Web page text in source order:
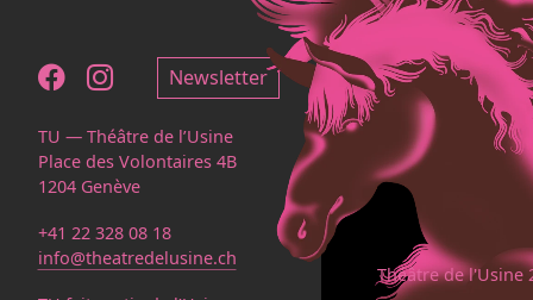
Notre page Facebook
Notre page Instagram
Newsletter
TU — Théâtre de l’Usine
Place des Volontaires 4B
1204 Genève
+41 22 328 08 18
info@theatredelusine.ch
Théâtre de l'Usine